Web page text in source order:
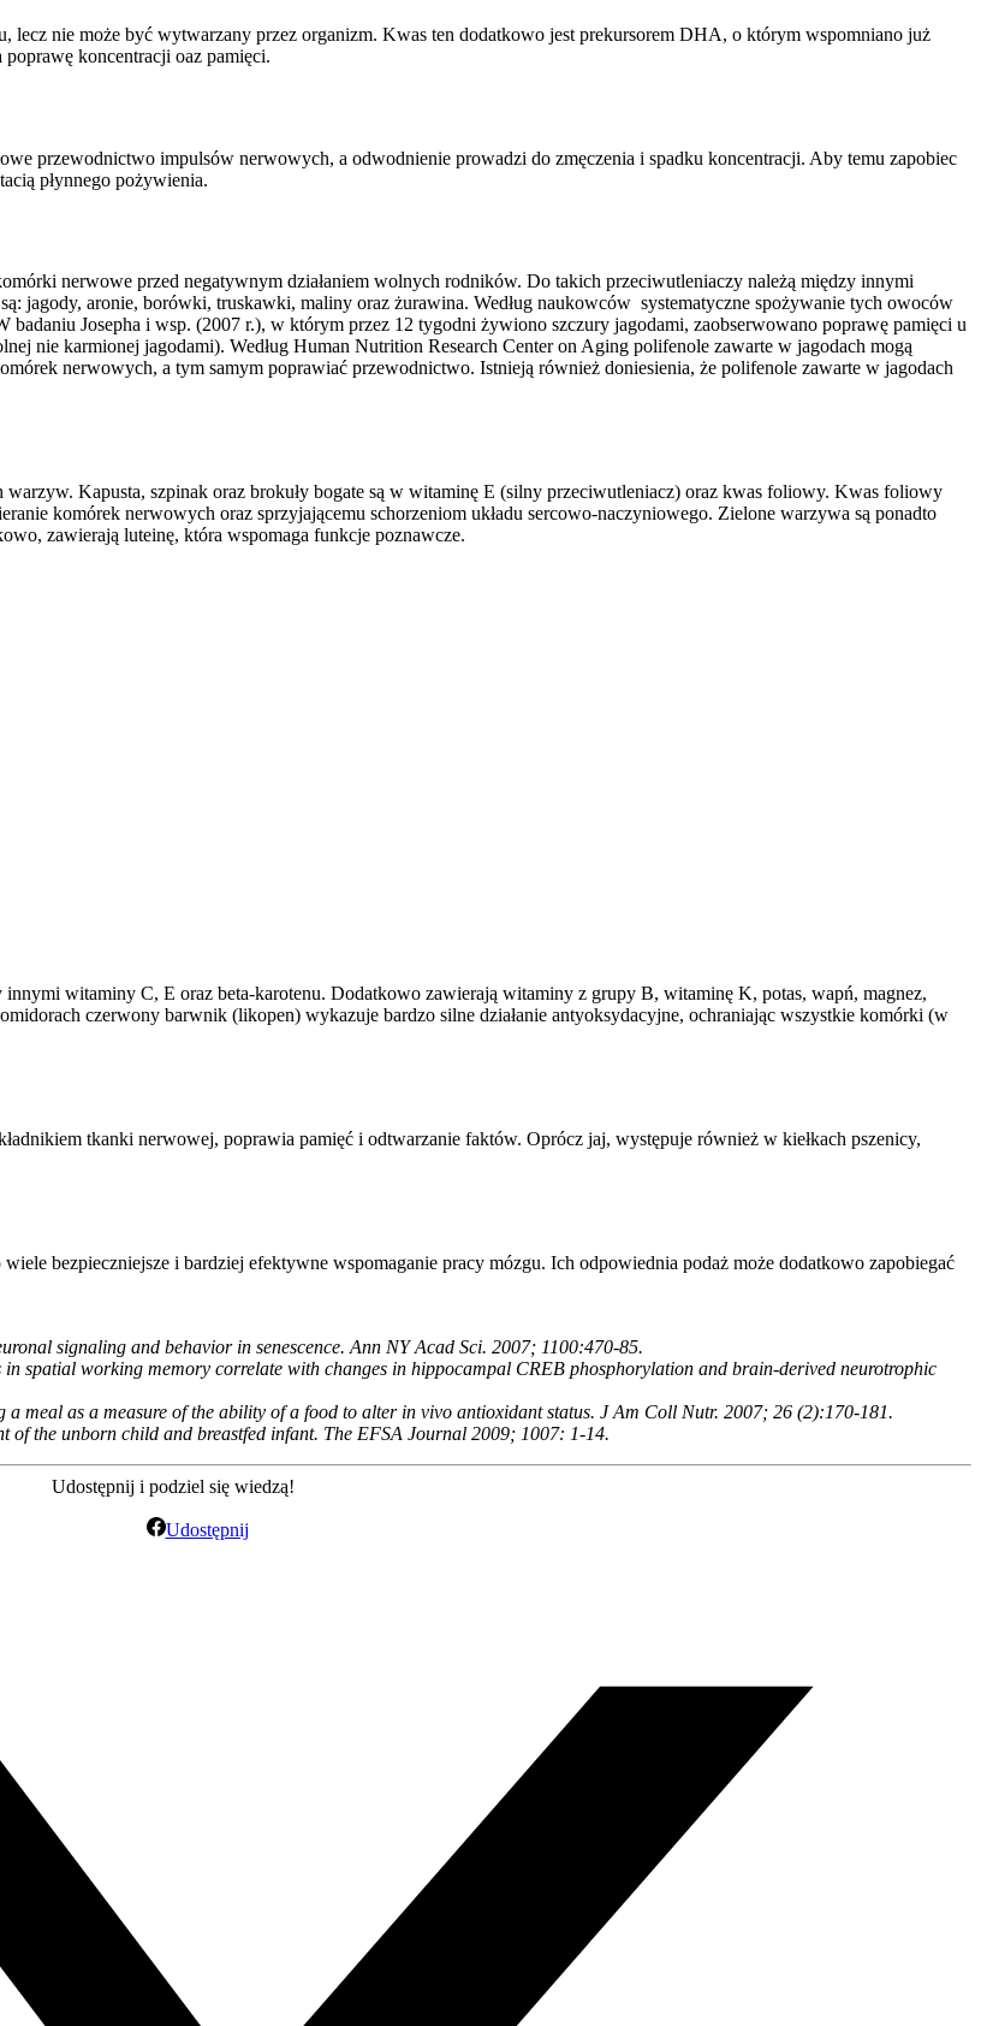
lecz nie może być wytwarzany przez organizm. Kwas ten dodatkowo jest prekursorem DHA, o którym wspomniano już
koncentracji oaz pamięci.
przewodnictwo impulsów nerwowych, a odwodnienie prowadzi do zmęczenia i spadku koncentracji. Aby temu zapobiec
płynnego pożywienia.
nerwowe przed negatywnym działaniem wolnych rodników. Do takich przeciwutleniaczy należą między innymi
jagody, aronie, borówki, truskawki, maliny oraz żurawina. Według naukowców systematyczne spożywanie tych owoców
Josepha i wsp. (2007 r.), w którym przez 12 tygodni żywiono szczury jagodami, zaobserwowano poprawę pamięci u
nie karmionej jagodami). Według Human Nutrition Research Center on Aging polifenole zawarte w jagodach mogą
nerwowych, a tym samym poprawiać przewodnictwo. Istnieją również doniesienia, że polifenole zawarte w jagodach
Kapusta, szpinak oraz brokuły bogate są w witaminę E (silny przeciwutleniacz) oraz kwas foliowy. Kwas foliowy
komórek nerwowych oraz sprzyjającemu schorzeniom układu sercowo-naczyniowego. Zielone warzywa są ponadto
zawierają luteinę, która wspomaga funkcje poznawcze.
witaminy C, E oraz beta-karotenu. Dodatkowo zawierają witaminy z grupy B, witaminę K, potas, wapń, magnez,
czerwony barwnik (likopen) wykazuje bardzo silne działanie antyoksydacyjne, ochraniając wszystkie komórki (w
tkanki nerwowej, poprawia pamięć i odtwarzanie faktów. Oprócz jaj, występuje również w kiełkach pszenicy,
bezpieczniejsze i bardziej efektywne wspomaganie pracy mózgu. Ich odpowiednia podaż może dodatkowo zapobiegać
signaling and behavior in senescence. Ann NY Acad Sci. 2007; 1100:470-85.
spatial working memory correlate with changes in hippocampal CREB phosphorylation and brain-derived neurotrophic
meal as a measure of the ability of a food to alter in vivo antioxidant status. J Am Coll Nutr. 2007; 26 (2):170-181.
the unborn child and breastfed infant. The EFSA Journal 2009; 1007: 1-14.
Udostępnij i podziel się wiedzą!
Udostępnij